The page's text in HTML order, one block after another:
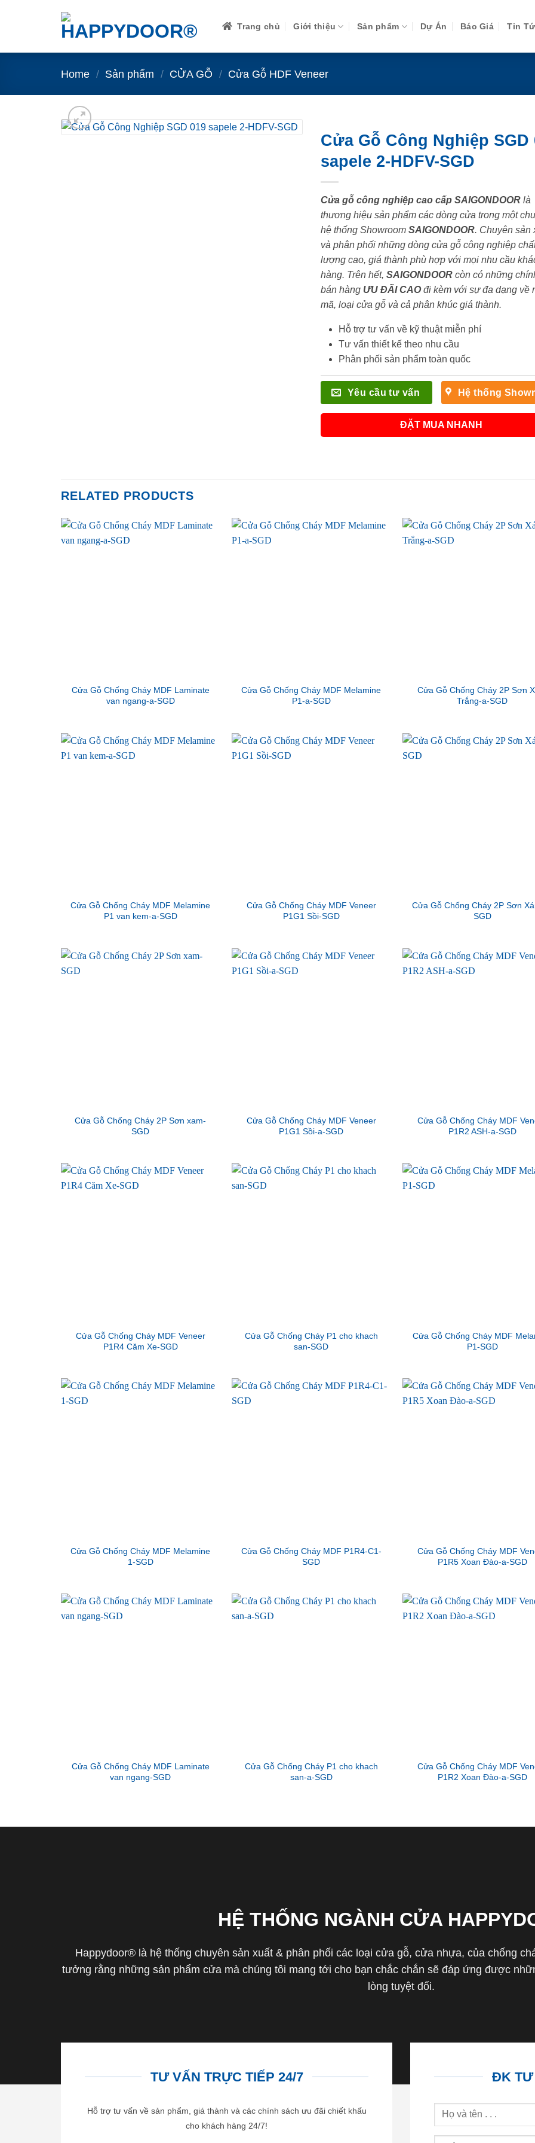
Trang chủ Giới thiệu Sản phẩm Dự Án Báo Giá Tin
Home / Sản phẩm / CỬA GỖ / Cửa Gỗ HDF Veneer
Cửa Gỗ Công Nghiệp SGD
sapele 2-HDFV-SGD
Cửa gỗ công nghiệp cao cấp SAIGONDOORlà
thương hiệu sản phẩm các dòng cửa trong một
hệ thống Showroom SAIGONDOOR. Chuyên sản
và phân phối những dòng cửa gỗ công nghiệp
lượng cao, giá thành phù hợp với mọi nhu cầu
hàng. Trên hết, SAIGONDOORcòn có những
bán hàng ƯU ĐÃI CAOđi kèm với sự đa dạng về
mã, loại cửa gỗ và cả phân khúc giá thành.
Hỗ trợ tư vấn về kỹ thuật miễn phí
Tư vấn thiết kế theo nhu cầu
Phân phối sản phẩm toàn quốc
Yêu cầu tư vấn Hệ thống
ĐẶT MUA NHANH
RELATED PRODUCTS
Cửa Gỗ Chống Cháy MDF Laminate
van ngang-a-SGD
Cửa Gỗ Chống Cháy MDF Melamine
P1-a-SGD
Cửa Gỗ Chống Cháy 2P Sơn
Trắng-a-SGD
Cửa Gỗ Chống Cháy MDF Melamine
P1 van kem-a-SGD
Cửa Gỗ Chống Cháy MDF Veneer
P1G1 Sồi-SGD
Cửa Gỗ Chống Cháy 2P Sơn
SGD
Cửa Gỗ Chống Cháy 2P Sơn xam-
SGD
Cửa Gỗ Chống Cháy MDF Veneer
P1G1 Sồi-a-SGD
Cửa Gỗ Chống Cháy MDF
P1R2 ASH-a-SGD
Cửa Gỗ Chống Cháy MDF Veneer
P1R4 Căm Xe-SGD
Cửa Gỗ Chống Cháy P1 cho khach
san-SGD
Cửa Gỗ Chống Cháy MDF
P1-SGD
Cửa Gỗ Chống Cháy MDF Melamine
1-SGD
Cửa Gỗ Chống Cháy MDF P1R4-C1-
SGD
Cửa Gỗ Chống Cháy MDF
P1R5 Xoan Đào-a-SGD
Cửa Gỗ Chống Cháy MDF Laminate
van ngang-SGD
Cửa Gỗ Chống Cháy P1 cho khach
san-a-SGD
Cửa Gỗ Chống Cháy MDF
P1R2 Xoan Đào-a-SGD
HỆ THỐNG NGÀNH CỬA
Happydoor® là hệ thống chuyên sản xuất & phân phối các loại cửa gỗ, cửa nhựa, của chống
tưởng rằng những sản phẩm cửa mà chúng tôi mang tới cho bạn chắc chắn sẽ đáp ứng được
lòng tuyệt đối.
TƯ VẤN TRỰC TIẾP 24/7
Hỗ trợ tư vấn về sản phẩm, giá thành và các chính sách ưu đãi chiết khấu
cho khách hàng 24/7!
ĐK TƯ